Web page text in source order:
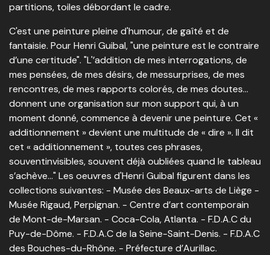
partitions, toiles débordant le cadre.
C'est une peinture pleine d'humour, de gaîté et de
fantaisie. Pour Henri Guibal, "une peinture est le contraire
d’une certitude". "L'’addition de mes interrogations, de
mes pensées, de mes désirs, de messurprises, de mes
rencontres, de mes rapports colorés, de mes doutes…
donnent une organisation sur mon support qui, à un
moment donné, commence à devenir une peinture. Cet «
additionnement » devient une multitude de « dire ». Il dit
cet « additionnement », toutes ces phrases,
souventinvisibles, souvent déjà oubliées quand le tableau
s’achève…" Les oeuvres d'Henri Guibal figurent dans les
collections suivantes: - Musée des Beaux-arts de Liège -
Musée Rigaud, Perpignan. - Centre d’art contemporain
de Mont-de-Marsan. - Coca-Cola, Atlanta. - F.D.A.C du
Puy-de-Dôme. - F.D.A.C de la Seine-Saint-Denis. - F.D.A.C
des Bouches-du-Rhône. - Préfecture d’Aurillac.